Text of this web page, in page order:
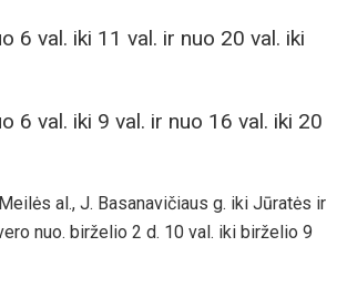
6 val. iki 11 val. ir nuo 20 val. iki
6 val. iki 9 val. ir nuo 16 val. iki 20
al., J. Basanavičiaus g. iki Jūratės ir
nuo. birželio 2 d. 10 val. iki birželio 9